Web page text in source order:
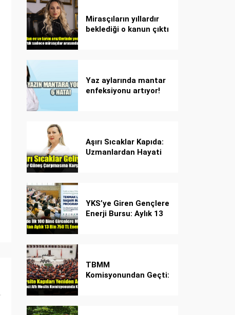
Mirasçıların yıllardır
beklediği o kanun çıktı
Yaz aylarında mantar
enfeksiyonu artıyor!
Aşırı Sıcaklar Kapıda:
Uzmanlardan Hayati
YKS’ye Giren Gençlere
Enerji Bursu: Aylık 13
TBMM
Komisyonundan Geçti: